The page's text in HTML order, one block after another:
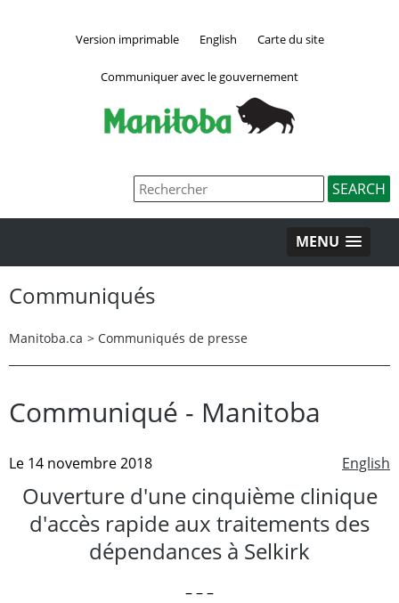
Version imprimable English Carte du site
Communiquer avec le gouvernement
MENU
Communiqués
Manitoba.ca > Communiqués de presse
Communiqué - Manitoba
English
Le 14 novembre 2018
Ouverture d'une cinquième clinique
d'accès rapide aux traitements des
dépendances à Selkirk
– – –